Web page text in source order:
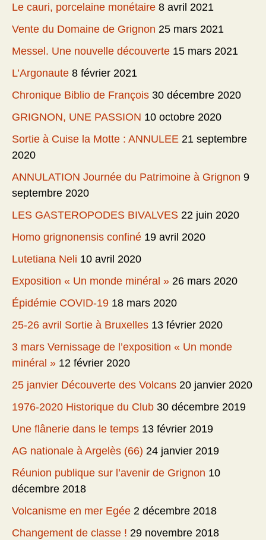
Le cauri, porcelaine monétaire 8 avril 2021
Vente du Domaine de Grignon 25 mars 2021
Messel. Une nouvelle découverte 15 mars 2021
L’Argonaute 8 février 2021
Chronique Biblio de François 30 décembre 2020
GRIGNON, UNE PASSION 10 octobre 2020
Sortie à Cuise la Motte : ANNULEE 21 septembre
2020
ANNULATION Journée du Patrimoine à Grignon 9
septembre 2020
LES GASTEROPODES BIVALVES 22 juin 2020
Homo grignonensis confiné 19 avril 2020
Lutetiana Neli 10 avril 2020
Exposition « Un monde minéral » 26 mars 2020
Épidémie COVID-19 18 mars 2020
25-26 avril Sortie à Bruxelles 13 février 2020
3 mars Vernissage de l’exposition « Un monde
minéral » 12 février 2020
25 janvier Découverte des Volcans 20 janvier 2020
1976-2020 Historique du Club 30 décembre 2019
Une flânerie dans le temps 13 février 2019
AG nationale à Argelès (66) 24 janvier 2019
Réunion publique sur l’avenir de Grignon 10
décembre 2018
Volcanisme en mer Egée 2 décembre 2018
Changement de classe ! 29 novembre 2018